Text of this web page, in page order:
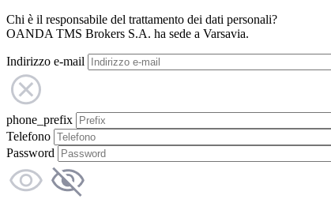
Chi è il responsabile del trattamento dei dati personali?
OANDA TMS Brokers S.A. ha sede a Varsavia.
Indirizzo e-mail
phone_prefix
Telefono
Password